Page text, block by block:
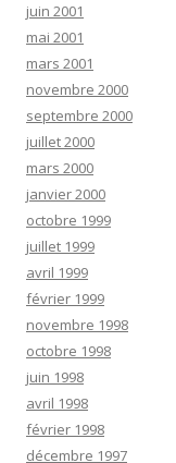
juin 2001
mai 2001
mars 2001
novembre 2000
septembre 2000
juillet 2000
mars 2000
janvier 2000
octobre 1999
juillet 1999
avril 1999
février 1999
novembre 1998
octobre 1998
juin 1998
avril 1998
février 1998
décembre 1997